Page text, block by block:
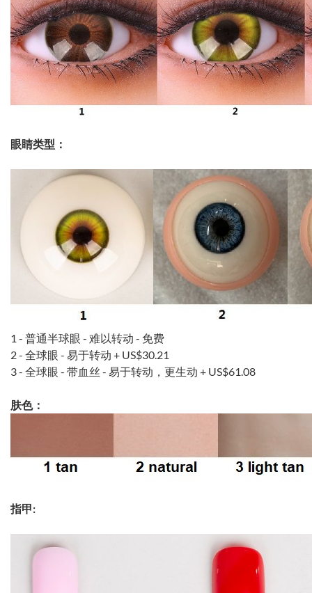
眼睛类型：
1 - 普通半球眼 - 难以转动 - 免费
2 - 全球眼 - 易于转动 + US$30.21
3 - 全球眼 - 带血丝 - 易于转动，更生动 + US$61.08
肤色：
指甲: